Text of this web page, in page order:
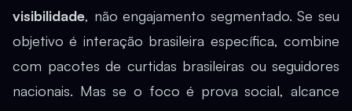
visibilidade, não engajamento segmentado. Se seu
objetivo é interação brasileira específica, combine
com pacotes de curtidas brasileiras ou seguidores
nacionais. Mas se o foco é prova social, alcance